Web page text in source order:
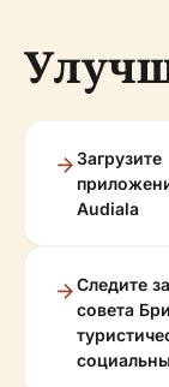
Загрузите
Audiala
Следите
совета